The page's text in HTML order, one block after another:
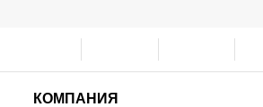
КОМПАНИЯ